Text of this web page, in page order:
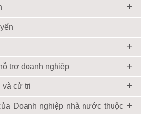
trợ doanh nghiệp
và cử tri
Doanh nghiệp nhà nước thuộc